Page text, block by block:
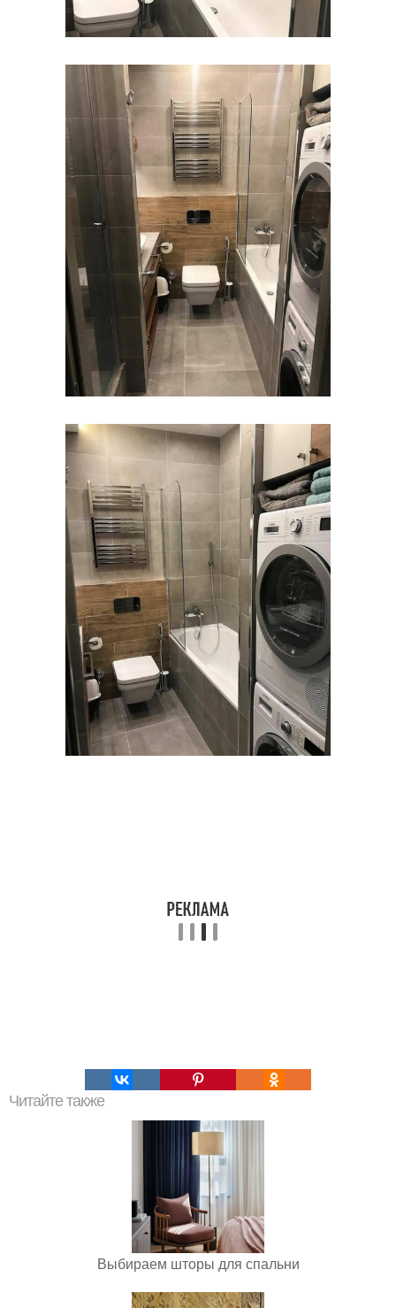
Читайте также
Выбираем шторы для спальни